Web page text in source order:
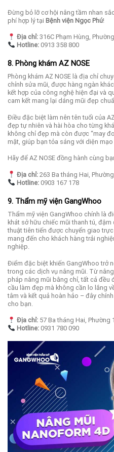
Đừng bỏ lỡ cơ hội nâng tầm nhan
phí hợp lý tại Bệnh viện Ngọc Phú!
Địa chỉ:316C Phạm Hùng,
Hotline:0913 358 800
8. Phòng khám AZ NOSE
Phòng khám AZ NOSE là địa chỉ
chỉnh sửa mũi, được hàng ngàn
kết hợp của công nghệ hiện đại và
cam kết mang lại dáng mũi đẹp
Điều đặc biệt làm nên tên tuổi của
đẹp tự nhiên và hài hòa cho từng
không chỉ đẹp mà còn được “may
mặt, giúp bạn tỏa sáng với diện mạo
Hãy để AZ NOSE đồng hành cùng
Địa chỉ:263 Ba tháng Hai, Phường
Hotline:0903 167 178
9. Thẩm mỹ viện GangWhoo
Thẩm mỹ viện GangWhoo chính là
khát sở hữu chiếc mũi thanh tú,
thuật tiên tiến được chuyển giao
mang đến cho khách hàng trải
nghiệp.
Điểm đặc biệt khiến GangWhoo trở
trong các dịch vụ nâng mũi. Từ
pháp nâng mũi bằng chỉ, tất cả đều
cầu làm đẹp mà không cần lo lắng
tâm và kết quả hoàn hảo – đây
cho bạn.
Địa chỉ:57 Ba tháng Hai, Phường
Hotline:0931 780 090